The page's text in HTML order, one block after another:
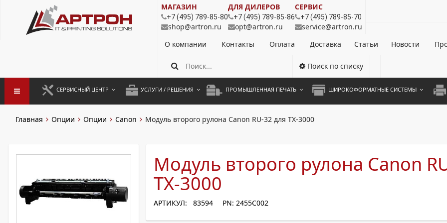
МАГАЗИН
+7 (495) 789-85-80
shop@artron.ru
ДЛЯ ДИЛЕРОВ
+7 (495) 789-85-86
opt@artron.ru
СЕРВИС
+7 (495) 789-85-70
service@artron.ru
О компании
Контакты Оплата Доставка Статьи Новости
Поиск по списку
СЕРВИСНЫЙ ЦЕНТР
ПРОФИЛАКТИКА И ТО
УСЛУГИ / РЕШЕНИЯ
АРЕНДА ОБОРУДОВАНИЯ
ПРОМЫШЛЕННАЯ ПЕЧАТЬ ШИРОКОФОРМАТНЫЕ СИСТЕМЫ
А4
Главная Опции Опции Canon Модуль второго рулона Canon RU-32 для TX-3000
Модуль второго рулона Canon
TX-3000
АРТИКУЛ: 83594 PN: 2455C002